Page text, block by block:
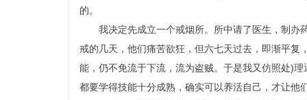
的。
我决定先成立一个戒烟所。所中请了医生，制办
戒的几天，他们痛苦欲狂，但六七天过去，即渐平
能，仍不免流于下流，流为盗贼。于是我又仿照处)
都要学得技能十分成熟，确实可以养活自己，才让